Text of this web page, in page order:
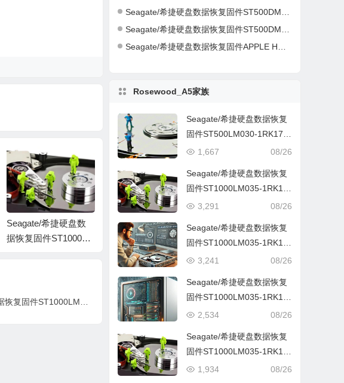
Seagate/希捷硬盘数
据恢复固件ST1000LM
Seagate/希捷硬盘数
据恢复固件ST1000LM
035-1RK172-LVM2-Z
DE2XG3N-PC3000全
套
Seagate/希捷硬盘数
据恢复固件ST2000LM
套
Seagate/希捷硬盘数据恢复固件ST500DM002-1CH14C-CC47-W1D1W19H-PC3000全套
Seagate/希捷硬盘数据恢复固件ST500DM002-1CH14C-CC46-Z1D9B2G6-PC3000全套
Seagate/希捷硬盘数据恢复固件APPLE HDD ST2000DM001-AQ03-W8E01Z5H-PC3000全套
Rosewood_A5家族
Seagate/希捷硬盘数据恢复
固件ST500LM030-1RK17D
-SBM3-WDE7NK3P-PC300
08/26
1,667
Seagate/希捷硬盘数据恢复
固件ST1000LM035-1RK17
2-HWM2-WL1FEA4N-PC30
08/26
3,291
Seagate/希捷硬盘数据恢复
固件ST1000LM035-1RK17
2-LVM1-WDE0WF96-PC30
08/26
3,241
Seagate/希捷硬盘数据恢复
固件ST1000LM035-1RK17
2-LVM2-ZDE2XG3N-PC300
08/26
2,534
Seagate/希捷硬盘数据恢复
固件ST1000LM035-1RK17
2-SDM1-WDE4EKX5-PC30
08/26
1,934